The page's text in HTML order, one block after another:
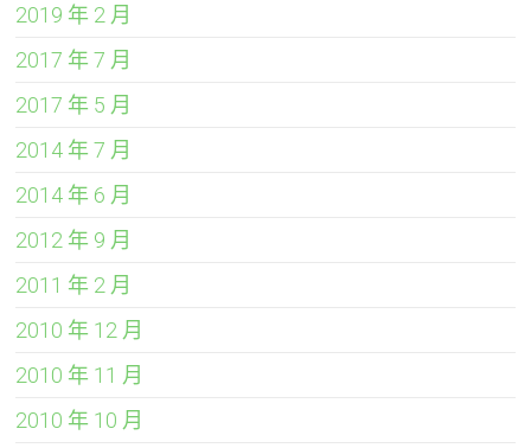
2019 年 2 月
2017 年 7 月
2017 年 5 月
2014 年 7 月
2014 年 6 月
2012 年 9 月
2011 年 2 月
2010 年 12 月
2010 年 11 月
2010 年 10 月